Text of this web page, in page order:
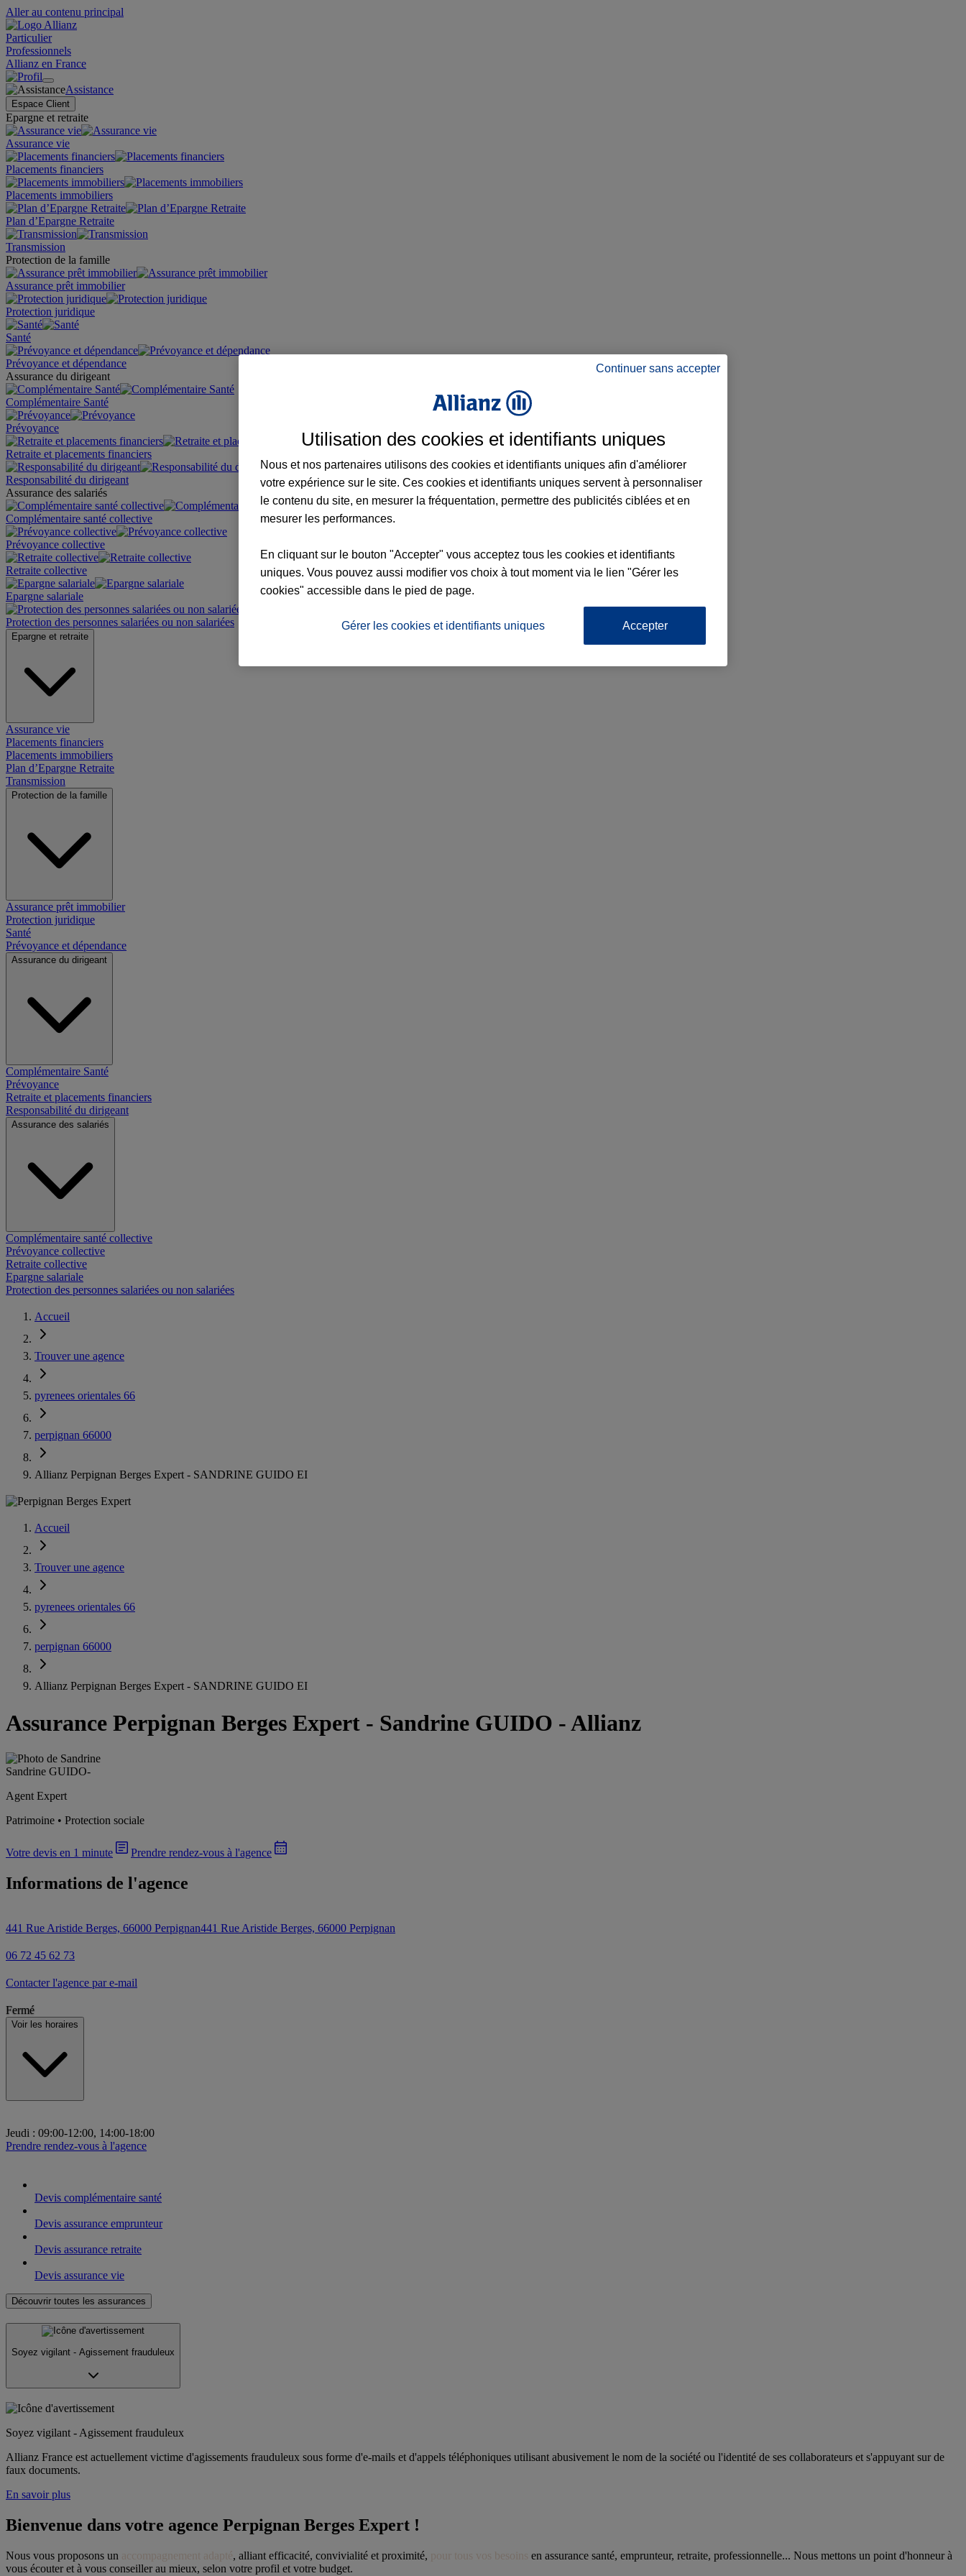
Aller au contenu principal
Particulier
Professionnels
Allianz en France
Assistance
Espace Client
Epargne et retraite
Assurance vie
Placements financiers
Placements immobiliers
Plan d’Epargne Retraite
Transmission
Protection de la famille
Assurance prêt immobilier
Protection juridique
Santé
Prévoyance et dépendance
Assurance du dirigeant
Complémentaire Santé
Prévoyance
Retraite et placements financiers
Responsabilité du dirigeant
Assurance des salariés
Complémentaire santé collective
Prévoyance collective
Retraite collective
Epargne salariale
Protection des personnes salariées ou non salariées
Epargne et retraite
Assurance vie
Placements financiers
Placements immobiliers
Plan d’Epargne Retraite
Transmission
Protection de la famille
Assurance prêt immobilier
Protection juridique
Santé
Prévoyance et dépendance
Assurance du dirigeant
Complémentaire Santé
Prévoyance
Retraite et placements financiers
Responsabilité du dirigeant
Assurance des salariés
Complémentaire santé collective
Prévoyance collective
Retraite collective
Epargne salariale
Protection des personnes salariées ou non salariées
Accueil
Trouver une agence
pyrenees orientales 66
perpignan 66000
Allianz Perpignan Berges Expert - SANDRINE GUIDO EI
Accueil
Trouver une agence
pyrenees orientales 66
perpignan 66000
Allianz Perpignan Berges Expert - SANDRINE GUIDO EI
Assurance Perpignan Berges Expert - Sandrine GUIDO - Allianz
Sandrine GUIDO-
Agent Expert
Patrimoine • Protection sociale
Votre devis en 1 minute Prendre rendez-vous à l'agence
Informations de l'agence
441 Rue Aristide Berges, 66000 Perpignan441 Rue Aristide Berges, 66000 Perpignan
06 72 45 62 73
Contacter l'agence par e-mail
Fermé
Voir les horaires
Jeudi : 09:00-12:00, 14:00-18:00
Prendre rendez-vous à l'agence
Devis complémentaire santé
Devis assurance emprunteur
Devis assurance retraite
Devis assurance vie
Découvrir toutes les assurances
Soyez vigilant - Agissement frauduleux
Soyez vigilant - Agissement frauduleux
Allianz France est actuellement victime d'agissements frauduleux sous forme d'e-mails et d'appels téléphoniques utilisant abusivement le nom de la société ou l'identité de ses collaborateurs et s'appuyant sur de
faux documents.
En savoir plus
Bienvenue dans votre agence Perpignan Berges Expert !
Nous vous proposons un accompagnement adapté, alliant efficacité, convivialité et proximité, pour tous vos besoins en assurance santé, emprunteur, retraite, professionnelle... Nous mettons un point d'honneur à
vous écouter et à vous conseiller au mieux, selon votre profil et votre budget.
Continuer sans accepter
Utilisation des cookies et identifiants uniques
Nous et nos partenaires utilisons des cookies et identifiants uniques afin d'améliorer
votre expérience sur le site. Ces cookies et identifiants uniques servent à personnaliser
le contenu du site, en mesurer la fréquentation, permettre des publicités ciblées et en
mesurer les performances.
En cliquant sur le bouton "Accepter" vous acceptez tous les cookies et identifiants
uniques. Vous pouvez aussi modifier vos choix à tout moment via le lien "Gérer les
cookies" accessible dans le pied de page.
Gérer les cookies et identifiants uniques Accepter